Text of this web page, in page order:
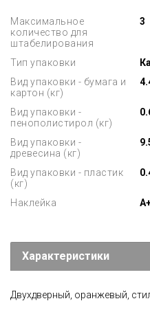
Максимальное
количество для
штабелирования
3
Тип упаковки
Вид упаковки - бумага и
картон (кг)
Вид упаковки -
пенополистирол (кг)
Вид упаковки -
древесина (кг)
Вид упаковки - пластик
(кг)
Наклейка
Характеристики
Двухдверный, оранжевый,